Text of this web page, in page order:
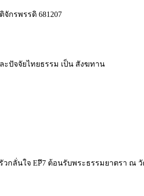
กรพรรดิ 681207
ะปัจจัยไทยธรรม เป็น สังฆทาน
วกลั่นใจ EPึ7 ต้อนรับพระธรรมยาตรา ณ